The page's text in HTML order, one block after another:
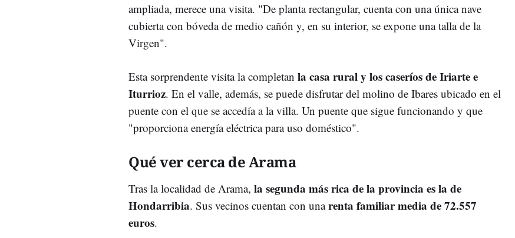
ampliada, merece una visita. "De planta rectangular, cuenta con una única nave
cubierta con bóveda de medio cañón y, en su interior, se expone una talla de la
Virgen".
Esta sorprendente visita la completan la casa rural y los caseríos de Iriarte e
Iturrioz. En el valle, además, se puede disfrutar del molino de Ibares ubicado en el
puente con el que se accedía a la villa. Un puente que sigue funcionando y que
"proporciona energía eléctrica para uso doméstico".
Qué ver cerca de Arama
Tras la localidad de Arama, la segunda más rica de la provincia es la de
Hondarribia. Sus vecinos cuentan con unarenta familiar media de 72.557
euros.